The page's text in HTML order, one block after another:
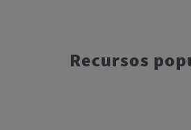
Recursos